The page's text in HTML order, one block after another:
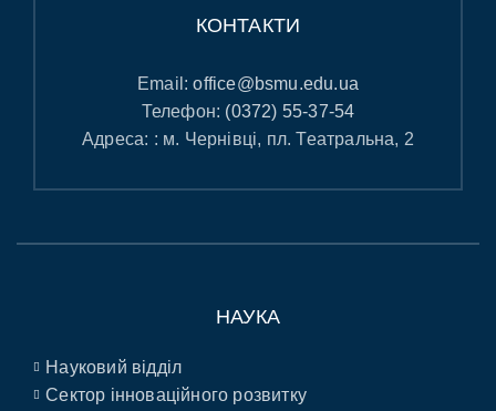
КОНТАКТИ
Email:office@bsmu.edu.ua
Телефон: (0372) 55-37-54
Адреса: : м. Чернівці, пл. Театральна, 2
НАУКА
Науковий відділ
Сектор інноваційного розвитку